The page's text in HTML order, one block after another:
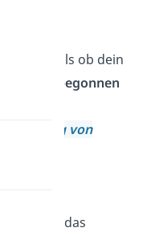
Tag so, als ob dein
erst
begonnen
Wolfgang von
ist wie
. Um das